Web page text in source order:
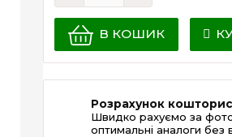
В КОШИК
Розрахунок
Швидко рахуємо за
оптимальні аналоги без